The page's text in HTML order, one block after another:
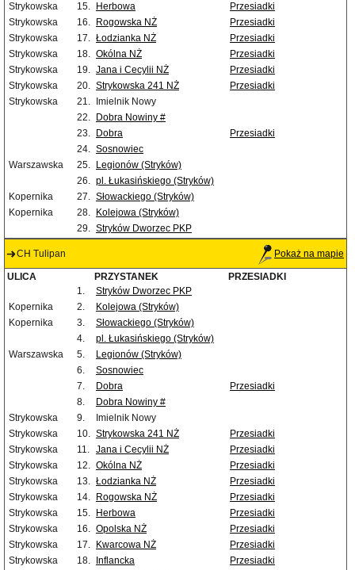
Strykowska
15. Herbowa
Przesiadki
Strykowska
16. Rogowska NŻ
Przesiadki
Strykowska
17. Łodzianka NŻ
Przesiadki
Strykowska
18. Okólna NŻ
Przesiadki
Strykowska
19. Jana i Cecylii NŻ
Przesiadki
Strykowska
20. Strykowska 241 NŻ
Przesiadki
Strykowska
21.
Imielnik Nowy
22.
Dobra Nowiny #
23.
Dobra
Przesiadki
24. Sosnowiec
Warszawska
25.
Legionów (Stryków)
26. pl. Łukasińskiego (Stryków)
Kopernika
27. Słowackiego (Stryków)
Kopernika
28.
Kolejowa (Stryków)
29. Stryków Dworzec PKP
CH Tulipan Pokaż na mapie
ULICA PRZYSTANEK
PRZESIADKI
1.
Stryków Dworzec PKP
Kopernika
2.
Kolejowa (Stryków)
Kopernika
3.
Słowackiego (Stryków)
4.
pl. Łukasińskiego (Stryków)
Warszawska
5.
Legionów (Stryków)
6.
Sosnowiec
7.
Dobra
Przesiadki
8.
Dobra Nowiny #
Strykowska
9.
Imielnik Nowy
Strykowska
10. Strykowska 241 NŻ
Przesiadki
Strykowska
11. Jana i Cecylii NŻ
Przesiadki
Strykowska
12. Okólna NŻ
Przesiadki
Strykowska
13. Łodzianka NŻ
Przesiadki
Strykowska
14. Rogowska NŻ
Przesiadki
Strykowska
15. Herbowa
Przesiadki
Strykowska
16. Opolska NŻ
Przesiadki
Strykowska
17. Kwarcowa NŻ
Przesiadki
Strykowska
18. Inflancka
Przesiadki